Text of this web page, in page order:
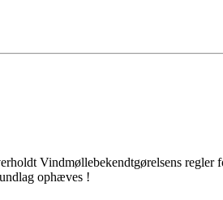
Vindmøllebekendtgørelsens
ophæves !